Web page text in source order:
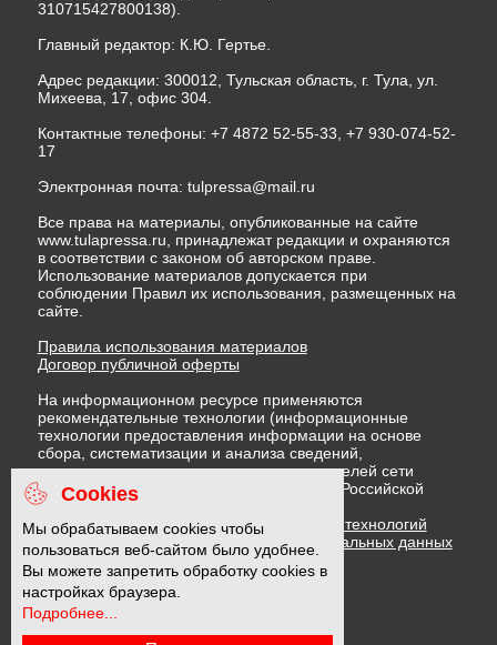
310715427800138).
Главный редактор: К.Ю. Гертье.
Адрес редакции: 300012, Тульская область, г. Тула, ул.
Михеева, 17, офис 304.
Контактные телефоны: +7 4872 52-55-33, +7 930-074-52-
17
Электронная почта: tulpressa@mail.ru
Все права на материалы, опубликованные на сайте
www.tulapressa.ru, принадлежат редакции и охраняются
в соответствии с законом об авторском праве.
Использование материалов допускается при
соблюдении Правил их использования, размещенных на
сайте.
Правила использования материалов
Договор публичной оферты
На информационном ресурсе применяются
рекомендательные технологии (информационные
технологии предоставления информации на основе
сбора, систематизации и анализа сведений,
относящихся к предпочтениям пользователей сети
"Интернет", находящихся на территории Российской
Федерации)
Правила применения рекомендательных технологий
Политика в отношении обработки персональных данных
Политика обработки файлов cookie
16 +
Cookies
Мы обрабатываем cookies чтобы
пользоваться веб-сайтом было удобнее.
Вы можете запретить обработку cookies в
настройках браузера.
Подробнее...